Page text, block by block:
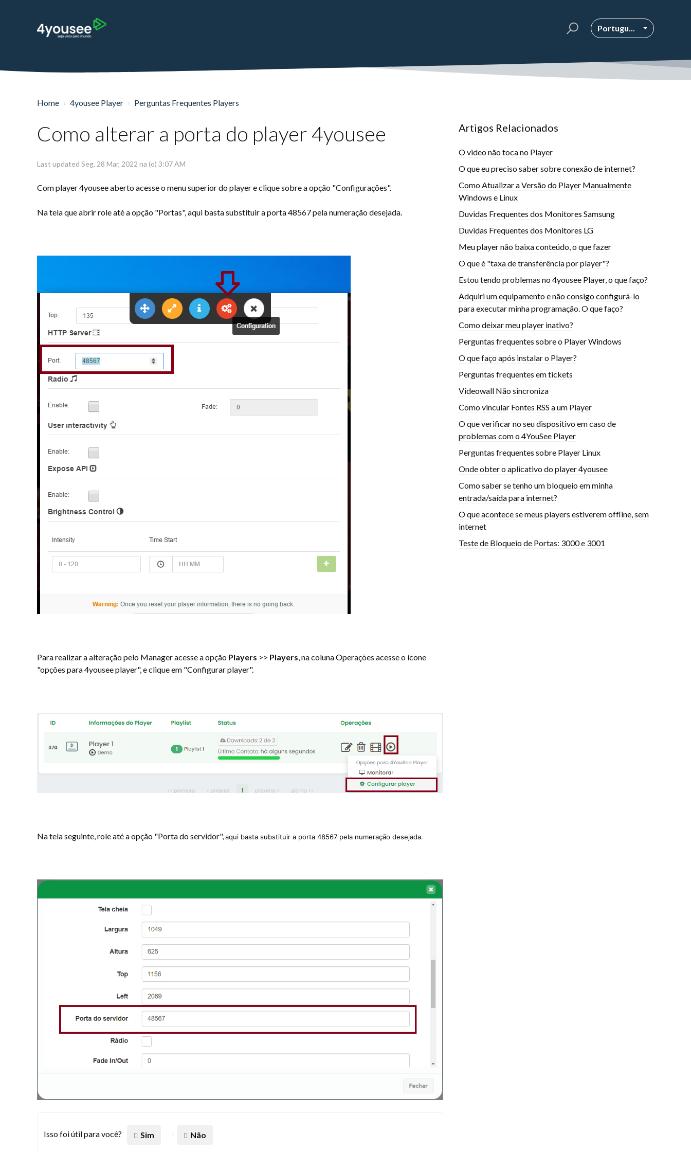
Portugu...
Home 4yousee Player Perguntas Frequentes Players
Como alterar a porta do player 4yousee
Last updated Seg, 28 Mar, 2022 na (o) 3:07 AM
Com player 4yousee aberto acesse o menu superior do player e clique sobre a opção "Configurações".
Na tela que abrir role até a opção "Portas", aqui basta substituir a porta 48567 pela numeração desejada.
Para realizar a alteração pelo Manager acesse a opção Players >> Players, na coluna Operações acesse o ícone
"opções para 4yousee player", e clique em "Configurar player".
Na tela seguinte, role até a opção "Porta do servidor",aqui basta substituir a porta 48567 pela numeração desejada.
Isso foi útil para você? Sim Não
Artigos Relacionados
O video não toca no Player
O que eu preciso saber sobre conexão de internet?
Como Atualizar a Versão do Player Manualmente
Windows e Linux
Duvidas Frequentes dos Monitores Samsung
Duvidas Frequentes dos Monitores LG
Meu player não baixa conteúdo, o que fazer
O que é "taxa de transferência por player"?
Estou tendo problemas no 4yousee Player, o que faço?
Adquiri um equipamento e não consigo configurá-lo
para executar minha programação. O que faço?
Como deixar meu player inativo?
Perguntas frequentes sobre o Player Windows
O que faço após instalar o Player?
Perguntas frequentes em tickets
Videowall Não sincroniza
Como vincular Fontes RSS a um Player
O que verificar no seu dispositivo em caso de
problemas com o 4YouSee Player
Perguntas frequentes sobre Player Linux
Onde obter o aplicativo do player 4yousee
Como saber se tenho um bloqueio em minha
entrada/saída para internet?
O que acontece se meus players estiverem offline, sem
internet
Teste de Bloqueio de Portas: 3000 e 3001